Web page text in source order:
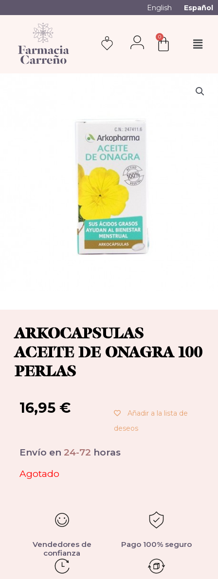
English Español
0
ARKOCAPSULAS
ACEITE DE ONAGRA 100
PERLAS
16,95 €
Añadir a la lista de
deseos
Envío en 24-72 horas
Agotado
Vendedores de
confianza
Pago 100% seguro